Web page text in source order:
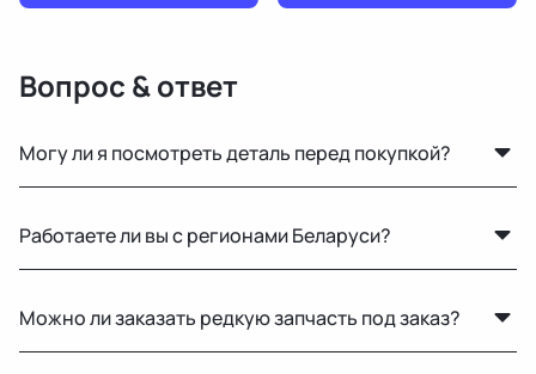
Вопрос & ответ
Могу ли я посмотреть деталь перед покупкой?
осмотреть деталь лично или запросить фото и
видеообзор.
Работаете ли вы с регионами Беларуси?
Беларусь удобными транспортными службами.
Можно ли заказать редкую запчасть под заказ?